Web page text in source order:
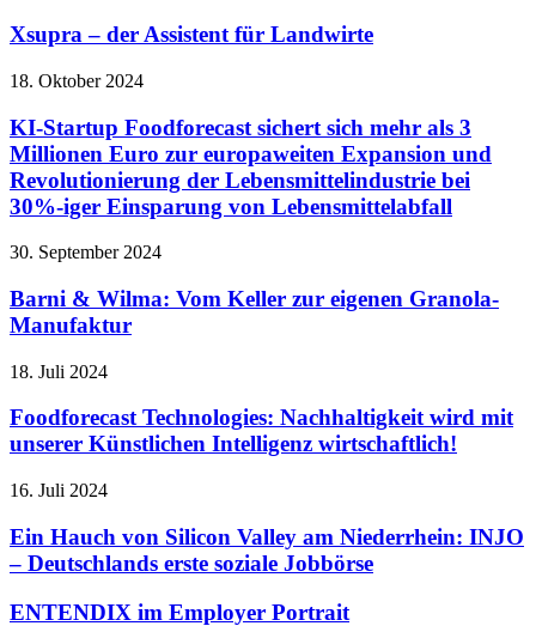
Xsupra – der Assistent für Landwirte
18. Oktober 2024
KI-Startup Foodforecast sichert sich mehr als 3
Millionen Euro zur europaweiten Expansion und
Revolutionierung der Lebensmittelindustrie bei
30%-iger Einsparung von Lebensmittelabfall
30. September 2024
Barni & Wilma: Vom Keller zur eigenen Granola-
Manufaktur
18. Juli 2024
Foodforecast Technologies: Nachhaltigkeit wird mit
unserer Künstlichen Intelligenz wirtschaftlich!
16. Juli 2024
Ein Hauch von Silicon Valley am Niederrhein: INJO
– Deutschlands erste soziale Jobbörse
ENTENDIX im Employer Portrait